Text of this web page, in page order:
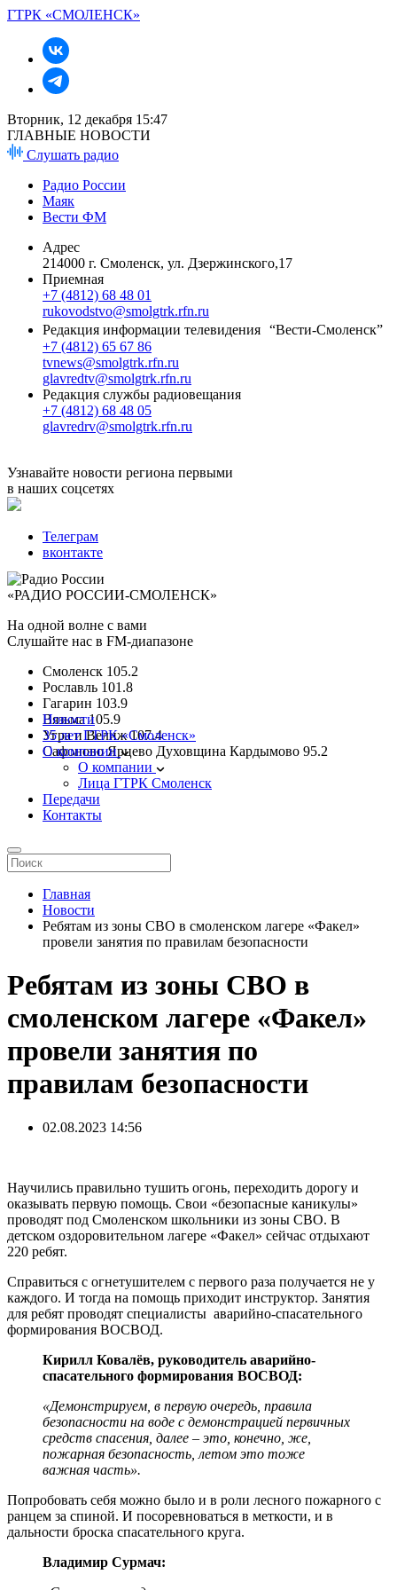
ГТРК «СМОЛЕНСК»
Вторник, 12 декабря 15:47
ГЛАВНЫЕ НОВОСТИ
Слушать радио
Радио России
Маяк
Вести ФМ
Адрес
214000 г. Смоленск, ул. Дзержинского,17
Приемная
+7 (4812) 68 48 01
rukovodstvo@smolgtrk.rfn.ru
Редакция информации телевидения “Вести-Смоленск”
+7 (4812) 65 67 86
tvnews@smolgtrk.rfn.ru
glavredtv@smolgtrk.rfn.ru
Редакция службы радиовещания
+7 (4812) 68 48 05
glavredrv@smolgtrk.rfn.ru
Узнавайте новости региона первыми
в наших соцсетях
Телеграм
вконтакте
«РАДИО РОССИИ-СМОЛЕНСК»
На одной волне с вами
Слушайте нас в FM-диапазоне
Смоленск 105.2
Рославль 101.8
Гагарин 103.9
Вязьма 105.9
Угра и Велиж 107.4
Сафоново Ярцево Духовщина Кардымово 95.2
Новости
35 лет ГТРК «Смоленск»
О компании
О компании
Лица ГТРК Смоленск
Передачи
Контакты
Главная
Новости
Ребятам из зоны СВО в смоленском лагере «Факел»
провели занятия по правилам безопасности
Ребятам из зоны СВО в
смоленском лагере «Факел»
провели занятия по
правилам безопасности
02.08.2023 14:56
Научились правильно тушить огонь, переходить дорогу и
оказывать первую помощь. Свои «безопасные каникулы»
проводят под Смоленском школьники из зоны СВО. В
детском оздоровительном лагере «Факел» сейчас отдыхают
220 ребят.
Справиться с огнетушителем с первого раза получается не у
каждого. И тогда на помощь приходит инструктор. Занятия
для ребят проводят специалисты аварийно-спасательного
формирования ВОСВОД.
Кирилл Ковалёв, руководитель аварийно-
спасательного формирования ВОСВОД:
«Демонстрируем, в первую очередь, правила
безопасности на воде с демонстрацией первичных
средств спасения, далее – это, конечно, же,
пожарная безопасность, летом это тоже
важная часть».
Попробовать себя можно было и в роли лесного пожарного с
ранцем за спиной. И посоревноваться в меткости, и в
дальности броска спасательного круга.
Владимир Сурмач: